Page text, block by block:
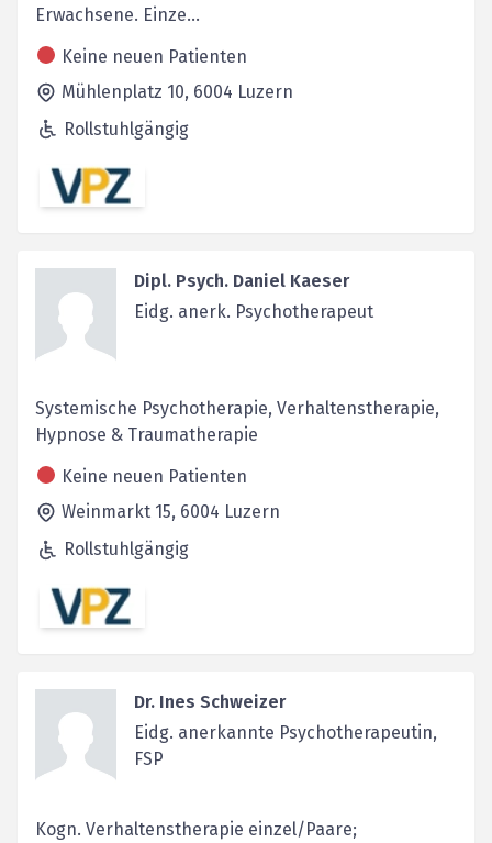
Erwachsene. Einze...
Keine neuen Patienten
Mühlenplatz 10, 6004 Luzern
Rollstuhlgängig
Dipl. Psych. Daniel Kaeser
Eidg. anerk. Psychotherapeut
Systemische Psychotherapie, Verhaltenstherapie,
Hypnose & Traumatherapie
Keine neuen Patienten
Weinmarkt 15, 6004 Luzern
Rollstuhlgängig
Dr. Ines Schweizer
Eidg. anerkannte Psychotherapeutin,
FSP
Kogn. Verhaltenstherapie einzel/Paare;